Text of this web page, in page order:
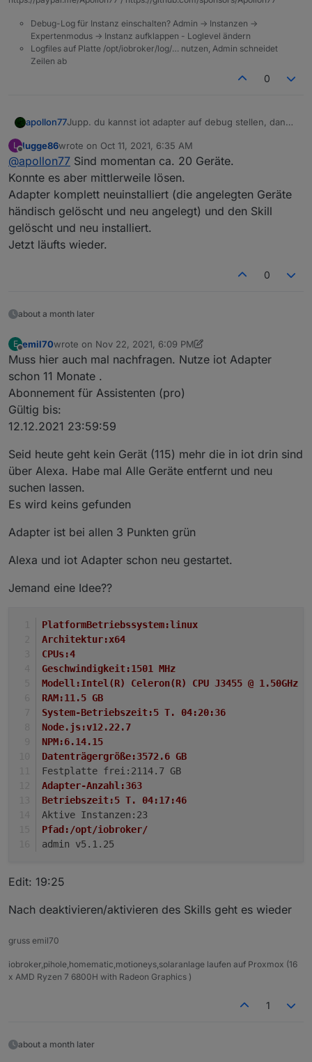
Debug-Log für Instanz einschalten? Admin -> Instanzen ->
Expertenmodus -> Instanz aufklappen - Loglevel ändern
Logfiles auf Platte /opt/iobroker/log/… nutzen, Admin schneidet
Zeilen ab
0
apollon77Jupp. du kannst iot adapter auf debug stellen, dann
reinkommen. Wie viele Geräte hast Du denn aktiv in
iot?
L
Offline
lugge86wrote on Oct 11, 2021, 6:35 AM
last edited by
@apollon77 Sind momentan ca. 20 Geräte.
Konnte es aber mittlerweile lösen.
Adapter komplett neuinstalliert (die angelegten Geräte
händisch gelöscht und neu angelegt) und den Skill
gelöscht und neu installiert.
Jetzt läufts wieder.
0
about a month later
E
Offline
emil70wrote on Nov 22, 2021, 6:09 PM
last edited by emil70Nov 22, 2021, 7:26 PM
Muss hier auch mal nachfragen. Nutze iot Adapter
schon 11 Monate .
Abonnement für Assistenten (pro)
Gültig bis:
12.12.2021 23:59:59
Seid heute geht kein Gerät (115) mehr die in iot drin sind
über Alexa. Habe mal Alle Geräte entfernt und neu
suchen lassen.
Es wird keins gefunden
Adapter ist bei allen 3 Punkten grün
Alexa und iot Adapter schon neu gestartet.
Jemand eine Idee??
PlatformBetriebssystem:linux
Architektur:x64
CPUs:4
Geschwindigkeit:1501 MHz
Modell:Intel(R) Celeron(R) CPU J3455 @ 1.50GHz
RAM:11.5 GB
System-Betriebszeit:5 T. 04:20:36
Node.js:v12.22.7
NPM:6.14.15
Datenträgergröße:3572.6 GB
Festplatte frei:2114.7 GB
Adapter-Anzahl:363
Betriebszeit:5 T. 04:17:46
Aktive Instanzen:23
Pfad:/opt/iobroker/
admin v5.1.25
Edit: 19:25
Nach deaktivieren/aktivieren des Skills geht es wieder
gruss emil70
iobroker,pihole,homematic,motioneys,solaranlage laufen auf Proxmox (16
x AMD Ryzen 7 6800H with Radeon Graphics )
1
about a month later